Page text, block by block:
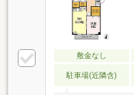
敷金なし
駐車場(近隣含)